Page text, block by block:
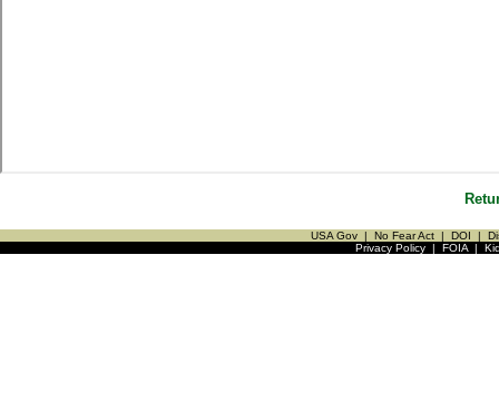
USA Gov | No Fear Act | DOI |
Privacy Policy| FOIA|